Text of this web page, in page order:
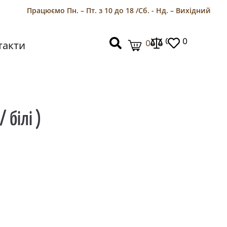
Працюємо Пн. – Пт. з 10 до 18 /Сб. - Нд. – Вихідний
0 0 0
білі )